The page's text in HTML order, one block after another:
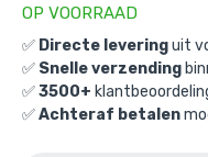
OP VOORRAAD
✅ Directe leveringuit
✅ Snelle verzending
✅3500+
✅Achteraf betalen
€345,70 incl.
€285,70 excl. BTW
Ga naar